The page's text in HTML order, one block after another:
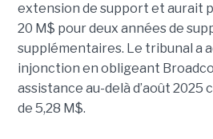
extension de support et aurait
20 M$ pour deux années de
supplémentaires. Le tribunal a
injonction en obligeant
assistance au-delà d’août
de 5,28 M$.